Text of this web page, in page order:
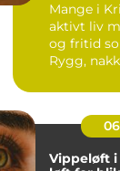
Mange i
aktivt liv
og fritid
Rygg,
Vippeløft i